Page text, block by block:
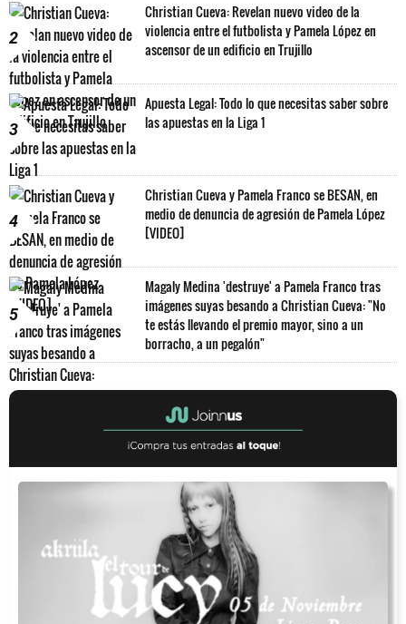
2
Christian Cueva: Revelan nuevo video de la
violencia entre el futbolista y Pamela López en
ascensor de un edificio en Trujillo
3
Apuesta Legal: Todo lo que necesitas saber sobre
las apuestas en la Liga 1
4
Christian Cueva y Pamela Franco se BESAN, en
medio de denuncia de agresión de Pamela López
[VIDEO]
5
Magaly Medina 'destruye' a Pamela Franco tras
imágenes suyas besando a Christian Cueva: "No
te estás llevando el premio mayor, sino a un
borracho, a un pegalón"